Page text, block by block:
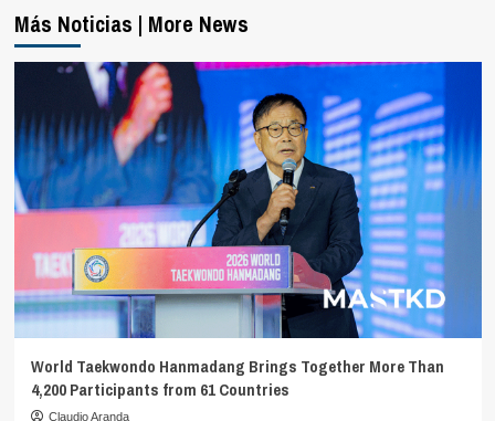
Más Noticias | More News
World Taekwondo Hanmadang Brings Together More Than
4,200 Participants from 61 Countries
Claudio Aranda